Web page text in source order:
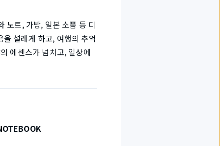
노트, 가방, 일본 소품 등 디
설레게 하고, 여행의 추억
에센스가 넘치고, 일상에